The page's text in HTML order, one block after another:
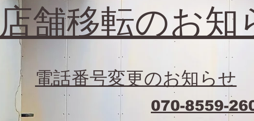
店舗移転のお知
電話番号変更のお知らせ
070-8559-